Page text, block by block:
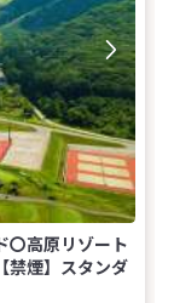
〇高原リゾート
禁煙】スタンダ